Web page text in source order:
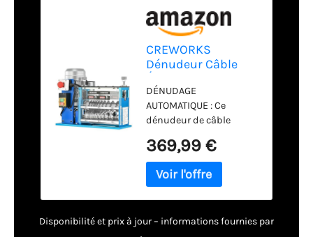
CREWORKS
Dénudeur Câble
1,5-38mm
Dénudeuse
Automatique
30m/min Machine
à Dénuder Fils avec
11 Canaux
DÉNUDAGE
AUTOMATIQUE : Ce
dénudeur de câble
CREWORKS enlève
l'isolation en plastique
et en caoutchouc des
atteindre 30 mètres par
369,99 €
Disponibilité et prix à jour – informations fournies par